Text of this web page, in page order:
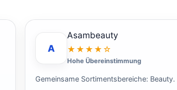
A
Asambeauty
★★★★☆
Hohe Übereinstimmung
Gemeinsame Sortimentsbereiche: Beauty.